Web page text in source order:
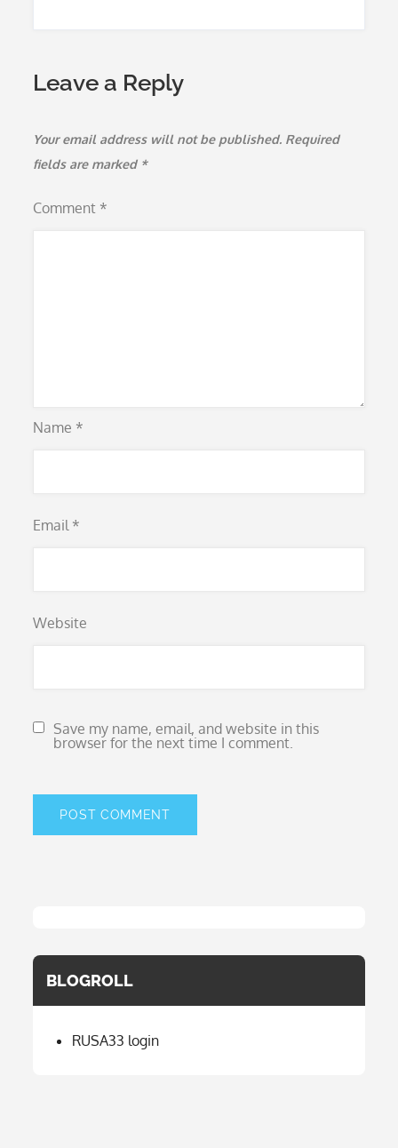
Leave a Reply
Your email address will not be published. Required
fields are marked *
Comment *
Name *
Email *
Website
Save my name, email, and website in this
browser for the next time I comment.
BLOGROLL
RUSA33 login